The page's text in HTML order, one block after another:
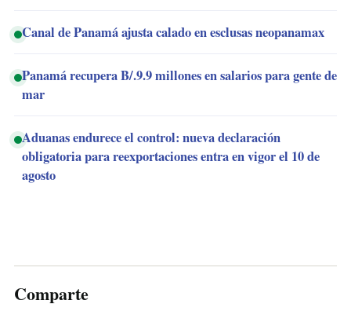
Canal de Panamá ajusta calado en esclusas neopanamax
Panamá recupera B/.9.9 millones en salarios para gente de
mar
Aduanas endurece el control: nueva declaración
obligatoria para reexportaciones entra en vigor el 10 de
agosto
Comparte